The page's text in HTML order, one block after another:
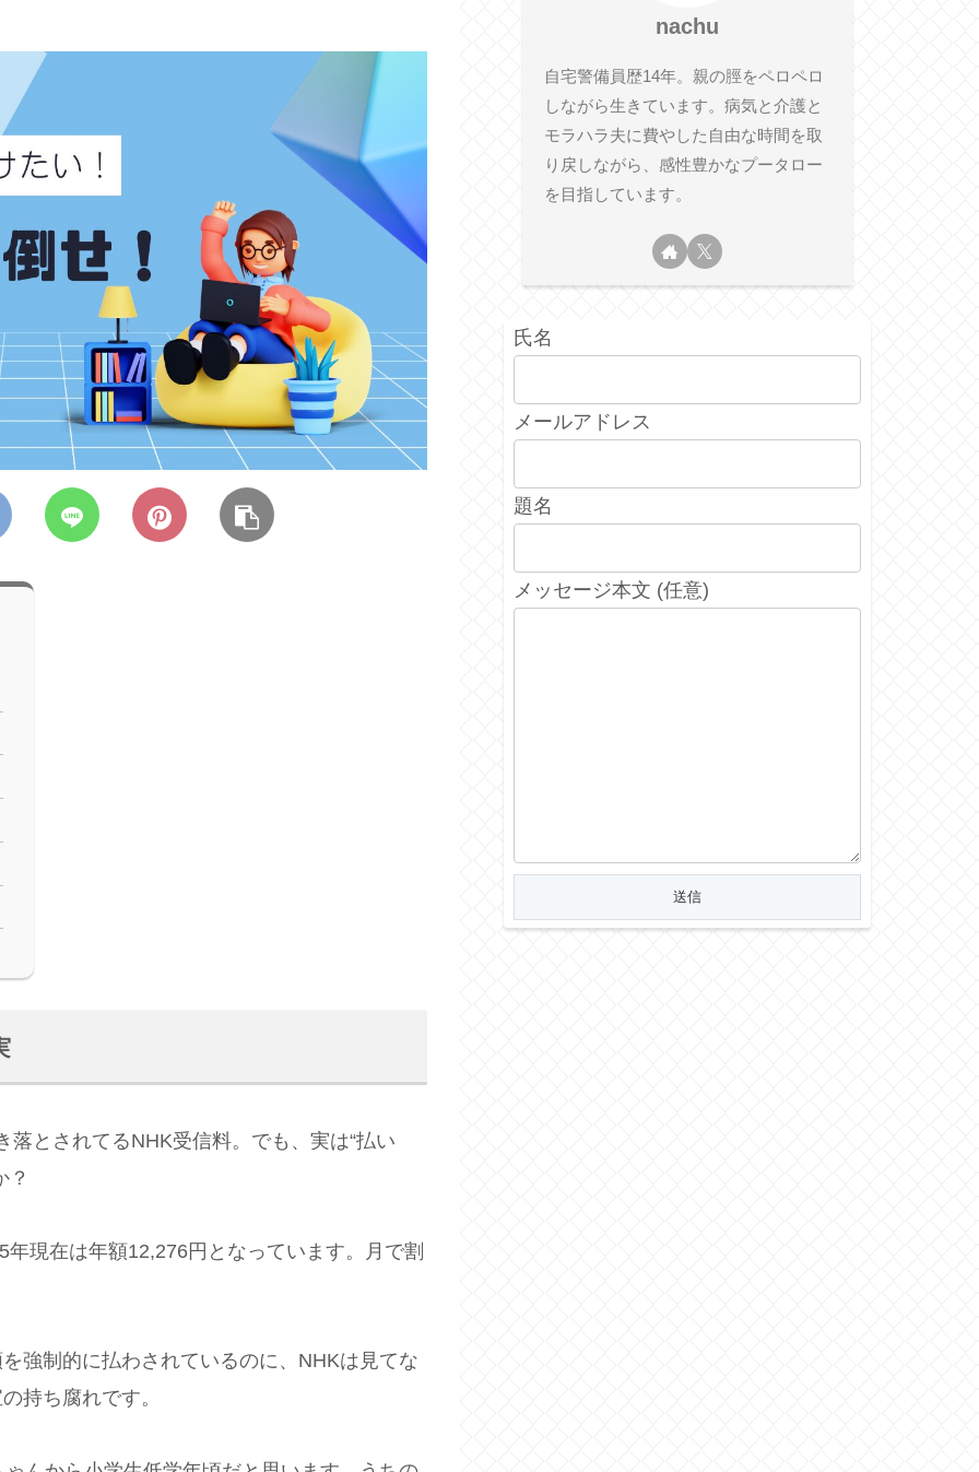
とされてるNHK受信料。でも、実は“払い
？
現在は年額12,276円となっています。月で割
強制的に払わされているのに、NHKは見てな
持ち腐れです。
nachu
自宅警備員歴14年。親の脛をペロペロ
しながら生きています。病気と介護と
モラハラ夫に費やした自由な時間を取
り戻しながら、感性豊かなプータロー
を目指しています。
氏名
メールアドレス
題名
メッセージ本文 (任意)